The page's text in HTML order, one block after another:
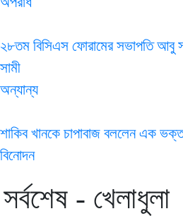
২৮তম বিসিএস ফোরামের সভাপতি আবু
সামী
অন্যান্য
শাকিব খানকে চাপাবাজ বললেন এক
বিনোদন
সর্বশেষ - খেলাধুলা